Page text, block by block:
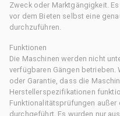
Zweck oder Marktgängigkeit.
vor dem Bieten selbst eine
durchzuführen.
Funktionen
Die Maschinen werden nicht
verfügbaren Gängen betrieben.
oder Garantie, dass die
Herstellerspezifikationen
Funktionalitätsprüfungen
durchgeführt. Es wurden nur